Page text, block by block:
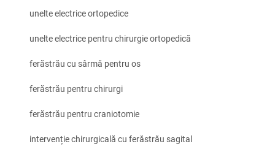
unelte electrice ortopedice
unelte electrice pentru chirurgie ortopedică
ferăstrău cu sârmă pentru os
ferăstrău pentru chirurgi
ferăstrău pentru craniotomie
intervenție chirurgicală cu ferăstrău sagital